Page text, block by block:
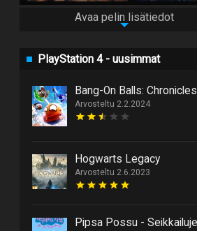
Avaa pelin lisätiedot
PlayStation 4 - uusimmat
Bang-On Balls: Chronicles
Arvosteltu 2.2.2024
Hogwarts Legacy
Arvosteltu 2.6.2023